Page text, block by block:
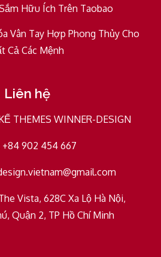
Hữu Ích Trên Taobao
Vân Tay Hợp Phong Thủy Cho
Cả Các Mệnh
Liên hệ
THEMES WINNER-DESIGN
+84 902 454 667
Vista, 628C Xa Lộ Hà Nội,
Quận 2, TP Hồ Chí Minh